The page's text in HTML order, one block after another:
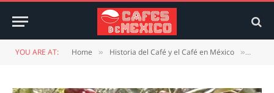
YOU ARE AT: Home » Historia del Café y el Café en México »